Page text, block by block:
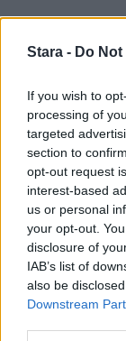
Stara - Do
If you wish to
processing of
targeted
section to
opt-out request
interest-based
us or personal
your opt-out.
disclosure of
IAB’s list of
also be
Downstream